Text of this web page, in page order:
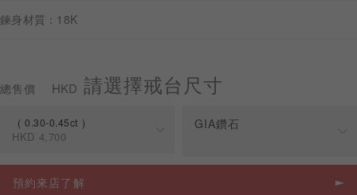
鍊身材質：18K
總售價 HKD 請選擇戒台尺寸
0.30-0.45ct
HKD 4,700
規格 價格
GIA鑽石
預約來店了解